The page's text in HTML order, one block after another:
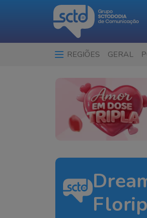
REGIÕES GERAL